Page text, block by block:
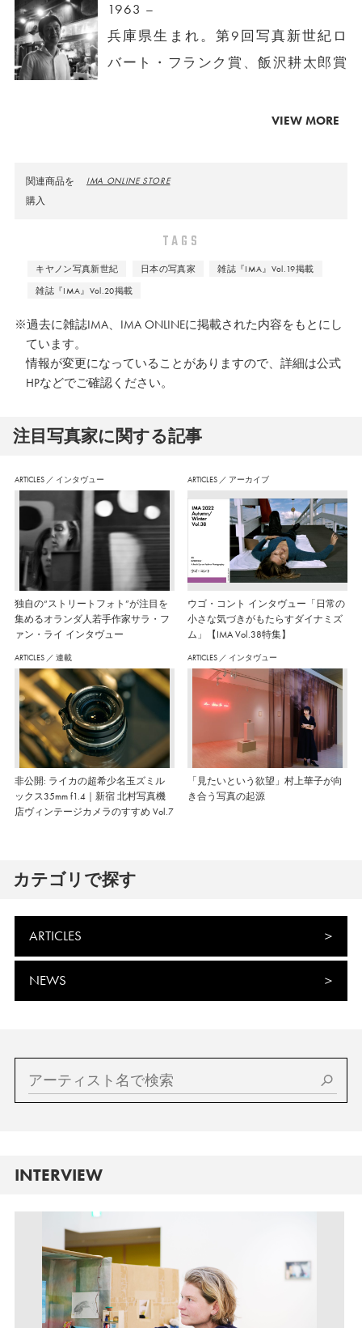
1963 –
兵庫県生まれ。第9回写真新世紀ロ
バート・フランク賞、飯沢耕太郎賞
トやアーティストのCDジャケットを
2016年は龍安寺をテーマにした作品
で、リートベルク美術館（スイス）
求」展に参加した。
VIEW MORE
関連商品を
購入
IMA ONLINE STORE
TAGS
キヤノン写真新世紀 日本の写真家
雑誌『IMA』Vol.19掲載
雑誌『IMA』Vol.20掲載
※過去に雑誌IMA、IMA ONLINEに掲載された内容をもとにし
ています。
情報が変更になっていることがありますので、詳細は公式
HPなどでご確認ください。
注⽬写真家に関する記事
ARTICLES ／ インタヴュー
独自の“ストリートフォト”が注目を
集めるオランダ人若手作家サラ・フ
ァン・ライ インタヴュー
ARTICLES ／ アーカイブ
ウゴ・コント インタヴュー「日常の
小さな気づきがもたらすダイナミズ
ム」【IMA Vol.38特集】
ARTICLES ／ 連載
非公開: ライカの超希少名玉ズミル
ックス35mm f1.4｜新宿 北村写真機
店ヴィンテージカメラのすすめ Vol.7
ARTICLES ／ インタヴュー
「見たいという欲望」村上華子が向
き合う写真の起源
カテゴリで探す
ARTICLES
NEWS
INTERVIEW